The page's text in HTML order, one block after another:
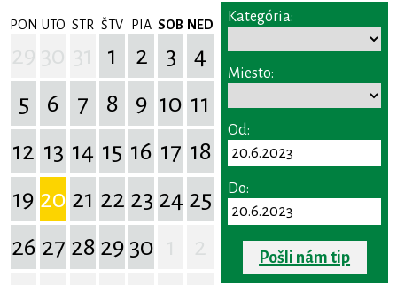
PON UTO STR ŠTV PIA SOB NED
1 2 3
4
5
6 7 8 9 10 11
12 13 14 15 16 17 18
19 20 21 22 23 24 25
26 27 28 29 30
Kategória:
Miesto:
Od:
Do:
Pošli nám tip